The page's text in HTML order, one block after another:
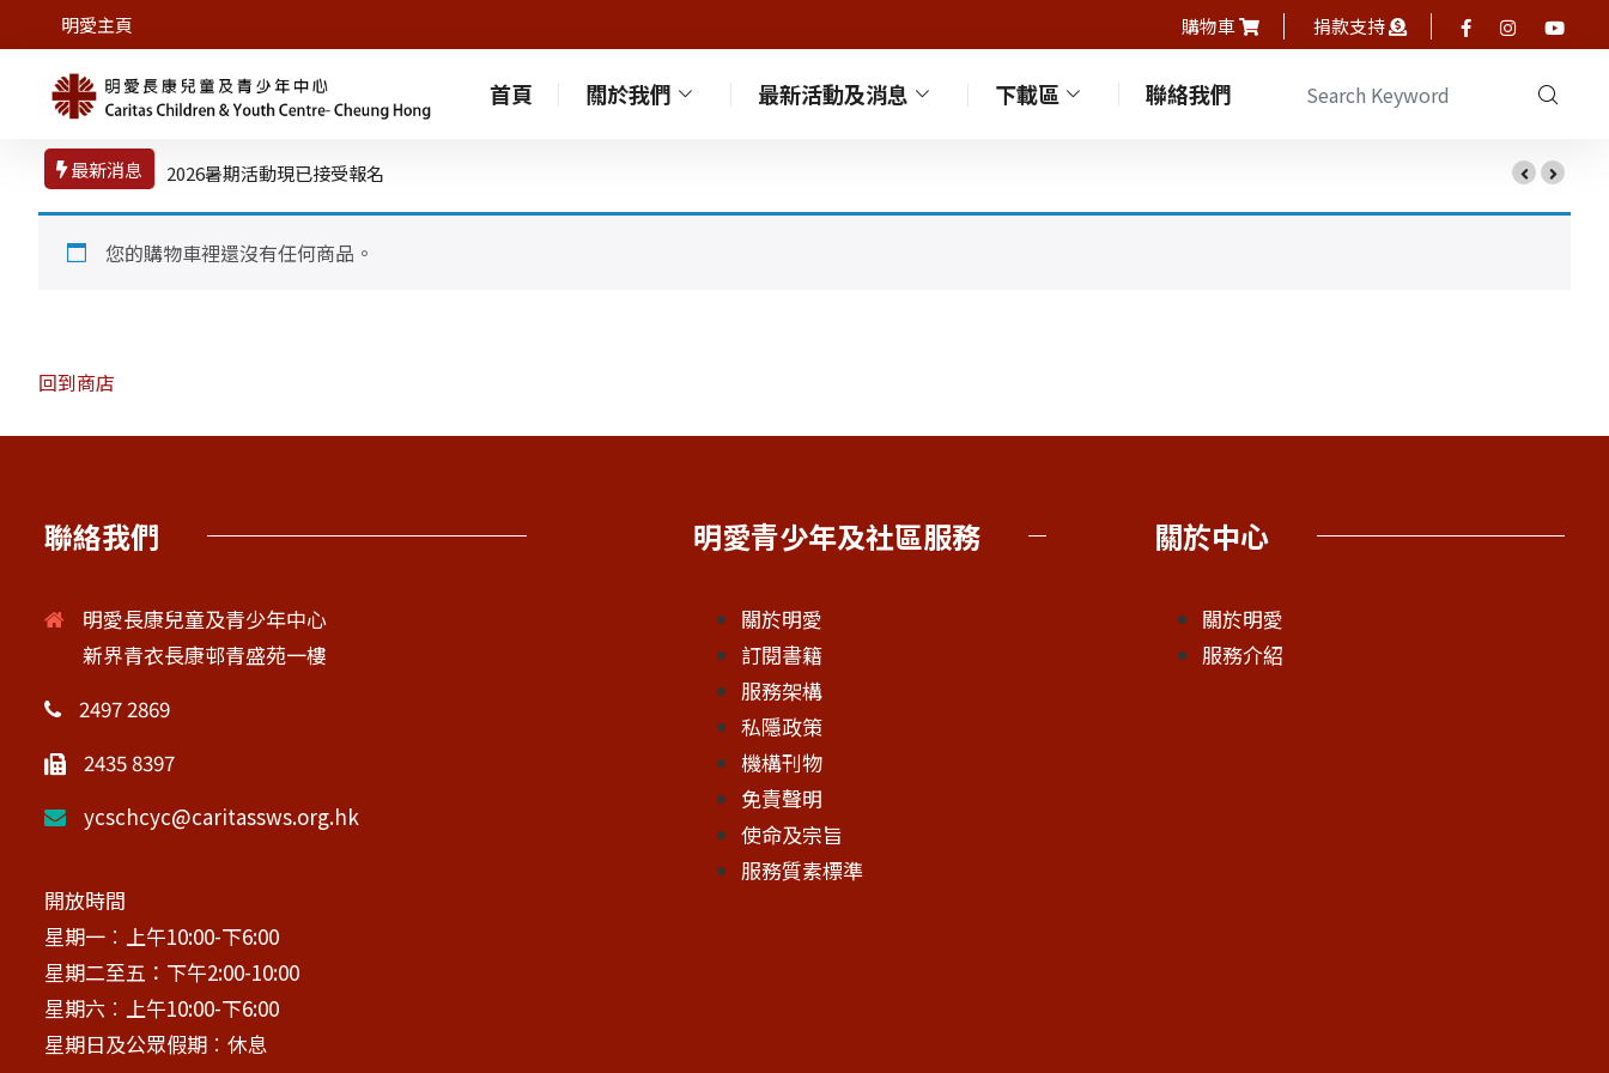
明愛主頁 購物車 捐款支持
首頁 關於我們 最新活動及消息 下載區 聯絡我們
最新消息 2026暑期活動現已接受報名
您的購物車裡還沒有任何商品。
回到商店
聯絡我們
明愛長康兒童及青少年中心
新界青衣長康邨青盛苑一樓
2497 2869
2435 8397
ycschcyc@caritassws.org.hk
開放時間
星期一︰上午10:00-下6:00
星期二至五：下午2:00-10:00
星期六︰上午10:00-下6:00
星期日及公眾假期︰休息
明愛青少年及社區服務
關於明愛
訂閱書籍
服務架構
私隱政策
機構刊物
免責聲明
使命及宗旨
服務質素標準
關於中心
關於明愛
服務介紹